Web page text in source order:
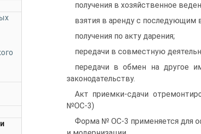
получения в хозяйственное
взятия в аренду с последующим
получения по акту дарения;
передачи в совместную
передачи в обмен на другое
законодательству.
Акт приемки-сдачи
№ОС-3)
Форма № ОС-3 применяется для